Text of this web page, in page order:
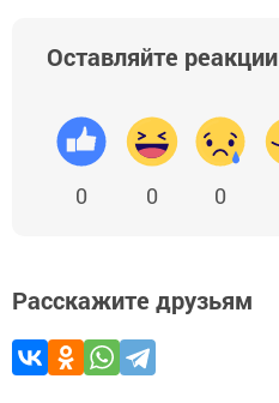
Оставляйте реакции
0 0 0
Расскажите друзьям